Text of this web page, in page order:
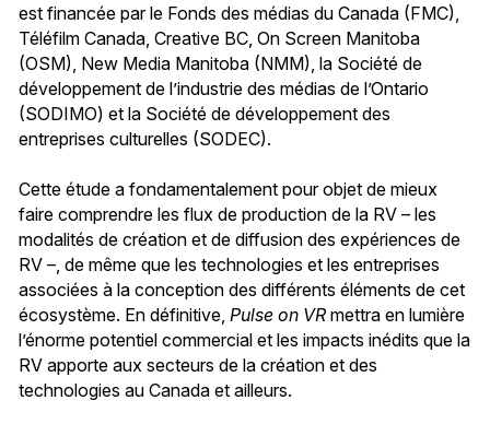
est financée par le Fonds des médias du Canada (FMC),
Téléfilm Canada, Creative BC, On Screen Manitoba
(OSM), New Media Manitoba (NMM), la Société de
développement de l’industrie des médias de l’Ontario
(SODIMO) et la Société de développement des
entreprises culturelles (SODEC).
Cette étude a fondamentalement pour objet de mieux
faire comprendre les flux de production de la RV – les
modalités de création et de diffusion des expériences de
RV –, de même que les technologies et les entreprises
associées à la conception des différents éléments de cet
écosystème. En définitive, Pulse on VR mettra en lumière
l’énorme potentiel commercial et les impacts inédits que la
RV apporte aux secteurs de la création et des
technologies au Canada et ailleurs.